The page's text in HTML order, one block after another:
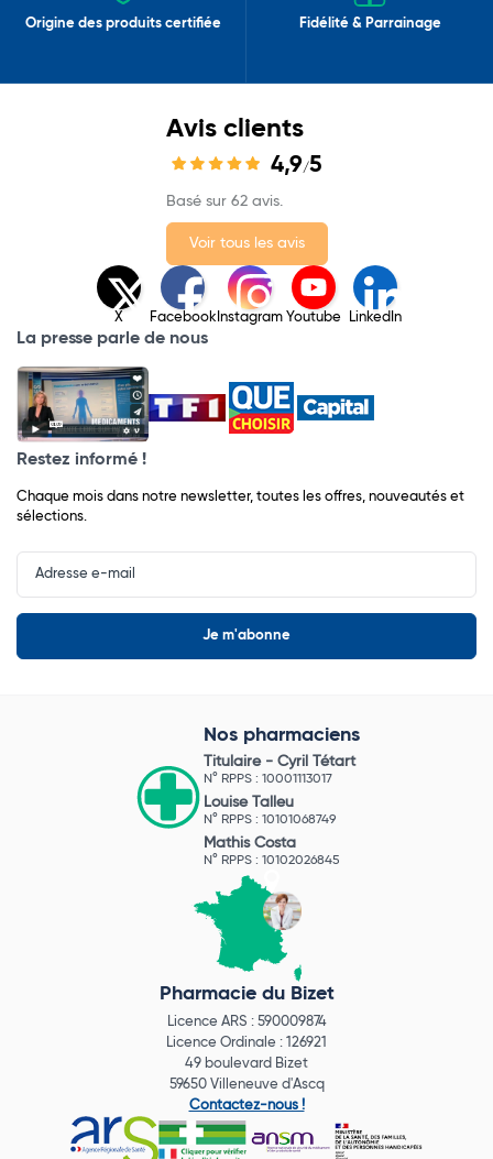
Origine des produits certifiée Fidélité & Parrainage
Avis clients
4,9/5
Basé sur 62 avis.
Voir tous les avis
X Facebook Instagram Youtube LinkedIn
La presse parle de nous
Restez informé !
Chaque mois dans notre newsletter, toutes les offres, nouveautés et
sélections.
Input
Newsletter
Nos pharmaciens
Titulaire - Cyril Tétart
N° RPPS : 10001113017
Louise Talleu
N° RPPS : 10101068749
Mathis Costa
N° RPPS : 10102026845
Pharmacie du Bizet
Licence ARS : 590009874
Licence Ordinale : 126921
49 boulevard Bizet
59650 Villeneuve d'Ascq
Contactez-nous !